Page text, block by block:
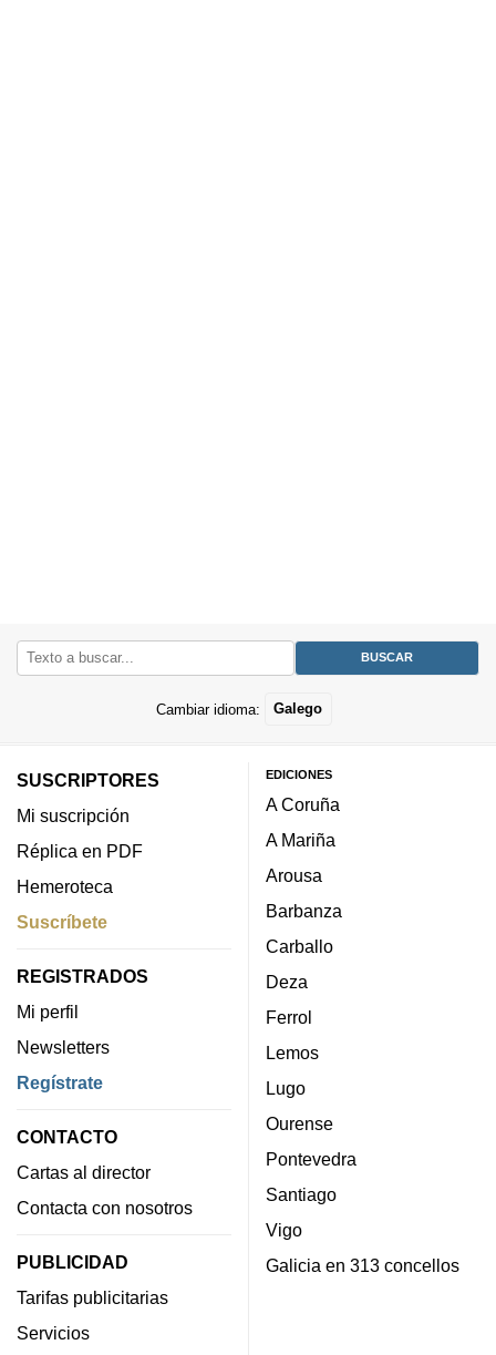
Cambiar idioma: Galego
SUSCRIPTORES
Mi suscripción
Réplica en PDF
Hemeroteca
Suscríbete
REGISTRADOS
Mi perfil
Newsletters
Regístrate
CONTACTO
Cartas al director
Contacta con nosotros
PUBLICIDAD
Tarifas publicitarias
Servicios
EDICIONES
A Coruña
A Mariña
Arousa
Barbanza
Carballo
Deza
Ferrol
Lemos
Lugo
Ourense
Pontevedra
Santiago
Vigo
Galicia en 313 concellos